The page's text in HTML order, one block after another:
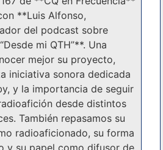
**Luis Alfonso,
del podcast sobre
mi QTH”**. Una
mejor su proyecto,
iniciativa sonora dedicada
y la importancia de seguir
desde distintos
También repasamos su
radioaficionado, su forma
y su papel como difusor de